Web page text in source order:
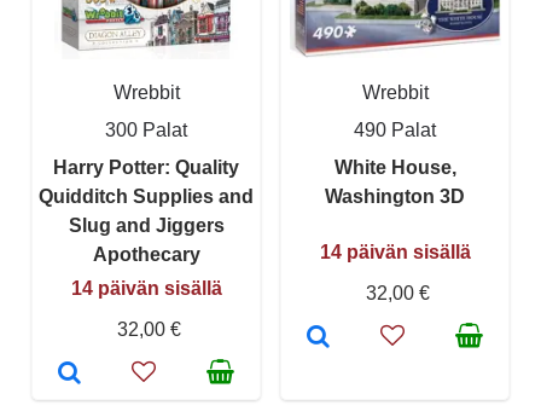
Wrebbit
300 Palat
Harry Potter: Quality
Quidditch Supplies and
Slug and Jiggers
Apothecary
14 päivän sisällä
32,00 €
Wrebbit
490 Palat
White House,
Washington 3D
14 päivän sisällä
32,00 €